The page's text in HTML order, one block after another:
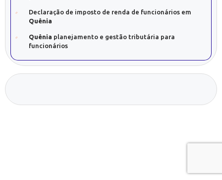
Declaração de imposto de renda de funcionários em
Quênia
Quênia planejamento e gestão tributária para
funcionários